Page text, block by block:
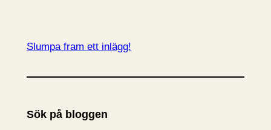
Slumpa fram ett inlägg!
Sök på bloggen